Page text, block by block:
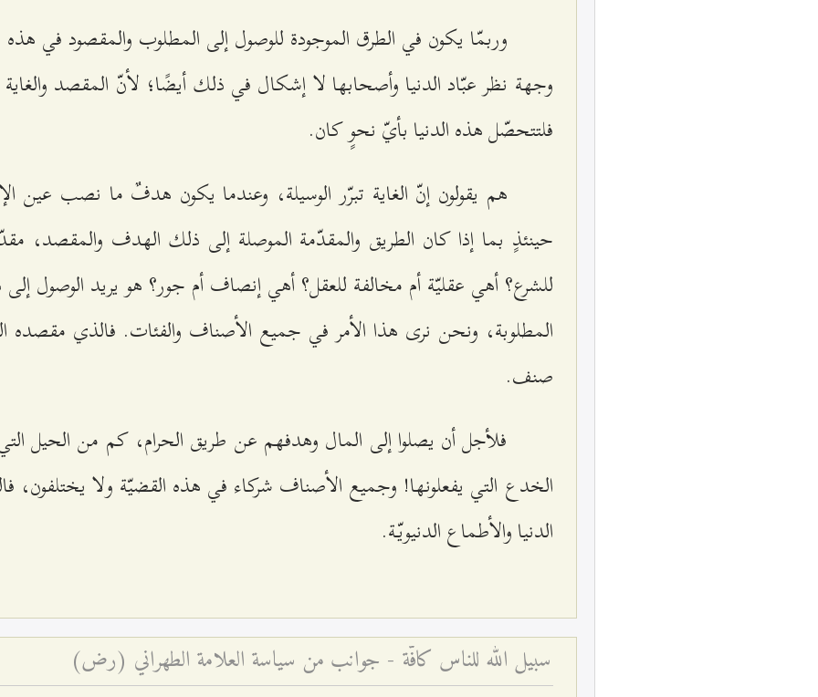
وربمّا يكون في الطرق الموجودة للوصول إلى المطلوب والمقصود في هذه
وجهة نظر عبّاد الدنيا وأصحابها لا إشكال في ذلك أيضًا؛ لأنّ المقصد والغاية
فلتتحصّل هذه الدنيا بأيّ نحوٍ كان.
هم يقولون إنّ الغاية تبرّر الوسيلة، وعندما يكون هدفٌ ما نصب عين
حينئذٍ بما إذا كان الطريق والمقدّمة الموصلة إلى ذلك الهدف والمقصد،
للشرع؟ أهي عقليّة أم مخالفة للعقل؟ أهي إنصاف أم جور؟ هو يريد الوصول إلى
المطلوبة، ونحن نرى هذا الأمر في جميع الأصناف والفئات. فالذي مقصده
صنف.
فلأجل أن يصلوا إلى المال وهدفهم عن طريق الحرام، كم من الحيل
الخدع التي يفعلونها! وجميع الأصناف شركاء في هذه القضيّة ولا يختلفون،
الدنيا والأطماع الدنيويّة.
سبيل الله للناس كافّة - جوانب من سياسة العلامة الطهراني (رض)